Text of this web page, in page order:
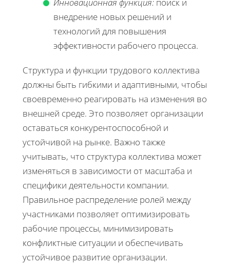
внедрение новых решений и
технологий для повышения
эффективности рабочего процесса.
Структура и функции трудового коллектива
должны быть гибкими и адаптивными, чтобы
своевременно реагировать на изменения во
внешней среде. Это позволяет организации
оставаться конкурентоспособной и
устойчивой на рынке. Важно также
учитывать, что структура коллектива может
изменяться в зависимости от масштаба и
специфики деятельности компании.
Правильное распределение ролей между
участниками позволяет оптимизировать
рабочие процессы, минимизировать
конфликтные ситуации и обеспечивать
устойчивое развитие организации.